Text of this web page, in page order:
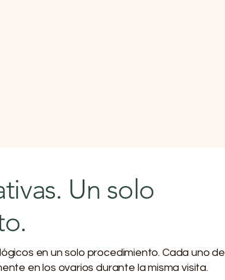
Un solo
en un solo procedimiento. Cada uno de
en los ovarios durante la misma visita.